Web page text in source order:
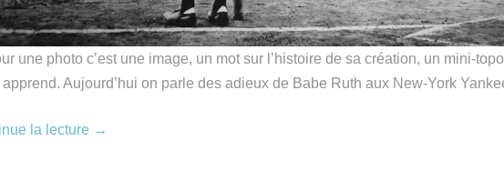
une photo c’est une image, un mot sur l’histoire de sa création, un mini-
apprend. Aujourd’hui on parle des adieux de Babe Ruth aux New-York
la lecture →